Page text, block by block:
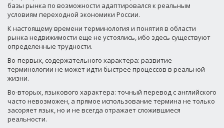
базы рынка по возможности адаптировался к реальным
условиям переходной экономики России.
К настоящему времени терминология и понятия в области
рынка недвижимости еще не устоялись, ибо здесь существуют
определенные трудности.
Во-первых, содержательного характера: развитие
терминологии не может идти быстрее процессов в реальной
жизни.
Во-вторых, языкового характера: точный перевод с английского
часто невозможен, а прямое использование термина не только
засоряет язык, но и не всегда отражает сложившиеся
реальности.